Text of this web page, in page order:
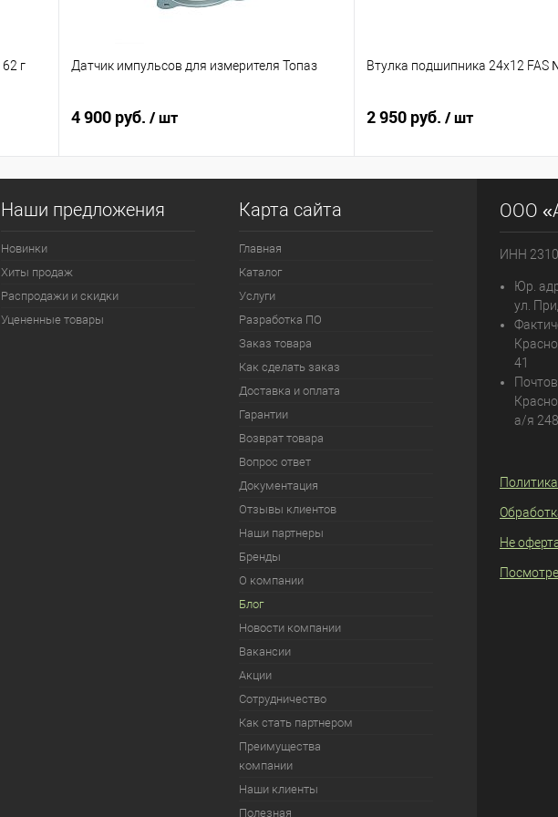
г Датчик импульсов для измерителя Топаз
4 900 руб. / шт
Втулка подшипника 24х12 FAS
2 950 руб. / шт
Наши предложения
Новинки
Хиты продаж
Распродажи и скидки
Уцененные товары
Карта сайта
Главная
Каталог
Услуги
Разработка ПО
Заказ товара
Как сделать заказ
Доставка и оплата
Гарантии
Возврат товара
Вопрос ответ
Документация
Отзывы клиентов
Наши партнеры
Бренды
О компании
Блог
Новости компании
Вакансии
Акции
Сотрудничество
Как стать партнером
Преимущества
компании
Наши клиенты
Полезная
ООО
ИНН
Юр.
ул.
41
а/я
Не